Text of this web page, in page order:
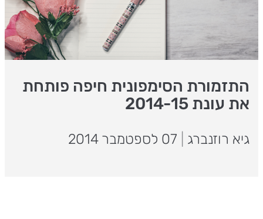
התזמורת הסימפונית חיפה פותחת
את עונת 2014-15
גיא רוזנברג